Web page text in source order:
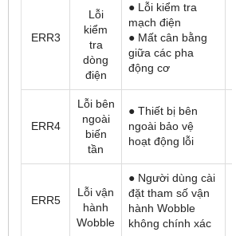
ERR3
Lỗi
kiểm
tra
dòng
điện
● Lỗi kiểm tra
mạch điện
● Mất cân bằng
giữa các pha
động cơ
ERR4
Lỗi bên
ngoài
biến
tần
● Thiết bị bên
ngoài bảo vệ
hoạt động lỗi
ERR5
Lỗi vận
hành
Wobble
● Người dùng cài
đặt tham số vận
hành Wobble
không chính xác